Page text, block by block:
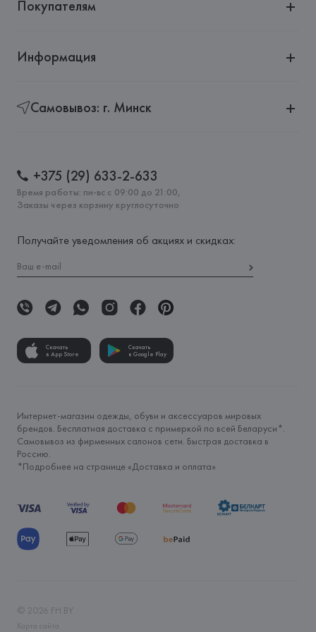
Покупателям
Информация
Самовывоз: г. Минск
+375 (29) 633-2-633
Время работы: пн-вс с 09:00 до 21:00,
Заказы через корзину круглосуточно
Получайте уведомления об акциях и скидках:
Скачать
в App Store
Скачать
в Google Play
Интернет-магазин одежды, обуви и аксессуаров мировых
брендов. Бесплатная доставка с примеркой по всей Беларуси*.
Самовывоз из фирменных салонов сети. Быстрая доставка в
Россию.
*Подробнее на странице «Доставка и оплата»
© 2026 FH.BY
Карта сайта